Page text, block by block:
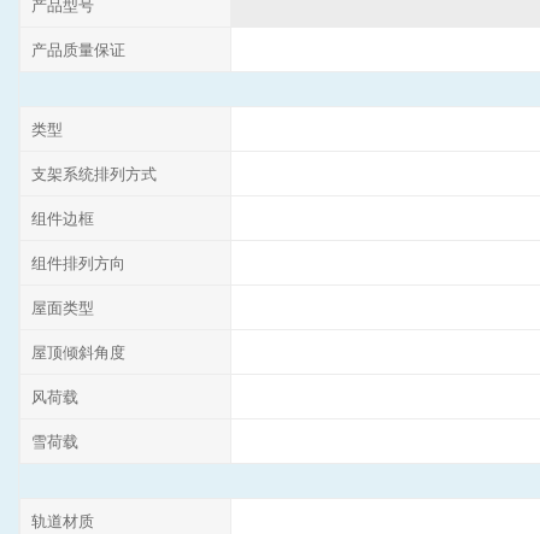
产品型号
产品质量保证
类型
支架系统排列方式
组件边框
组件排列方向
屋面类型
屋顶倾斜角度
风荷载
雪荷载
轨道材质